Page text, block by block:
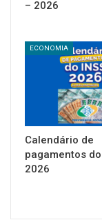
– 2026
ECONOMIA
Calendário de
pagamentos do
2026